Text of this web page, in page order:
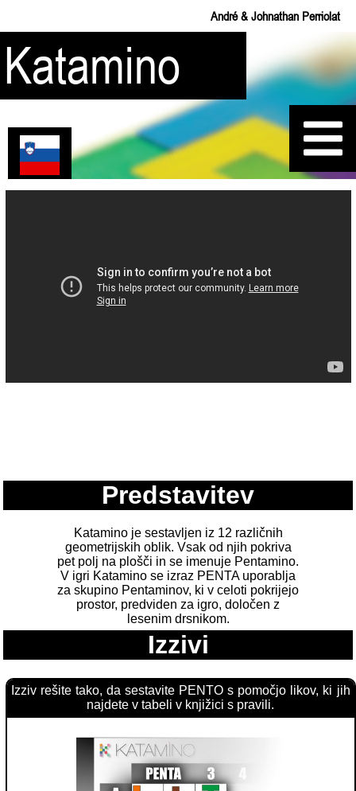
Katamino
André & Johnathan Perriolat
Pravila
Moje PENTE
Predstavitev
Katamino je sestavljen iz 12 različnih
geometrijskih oblik. Vsak od njih pokriva
pet polj na plošči in se imenuje Pentamino.
V igri Katamino se izraz PENTA uporablja
za skupino Pentaminov, ki v celoti pokrijejo
prostor, predviden za igro, določen z
lesenim drsnikom.
Izzivi
Izziv rešite tako, da sestavite PENTO s pomočjo likov, ki jih
najdete v tabeli v knjižici s pravili.